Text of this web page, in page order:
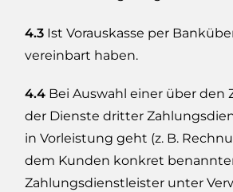
4.3 Ist Vorauskasse per
vereinbart haben.
4.4 Bei Auswahl einer über den
der Dienste dritter
in Vorleistung geht (z. B.
dem Kunden konkret
Zahlungsdienstleister unter